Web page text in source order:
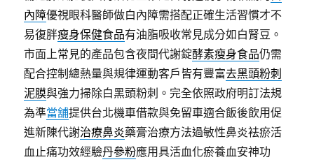
內障優視眼科醫師做白內障需搭配正確生活習慣才不
易復胖瘦身保健食品有油脂吸收常見成分如白腎豆。
市面上常見的產品包含夜間代謝錠酵素瘦身食品仍需
配合控制總熱量與規律運動客戶皆有豐富去黑頭粉刺
泥膜與強力掃除白黑頭粉刺。完全依照政府明訂法規
為準當舖提供台北機車借款與免留車適合飯後飲用促
進新陳代謝治療鼻炎藥膏治療方法過敏性鼻炎袪瘀活
血止痛功效經驗丹參粉應用具活血化瘀養血安神功